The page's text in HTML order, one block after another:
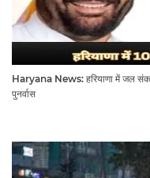
Haryana News: हरियाणा में जल
पुनर्वास